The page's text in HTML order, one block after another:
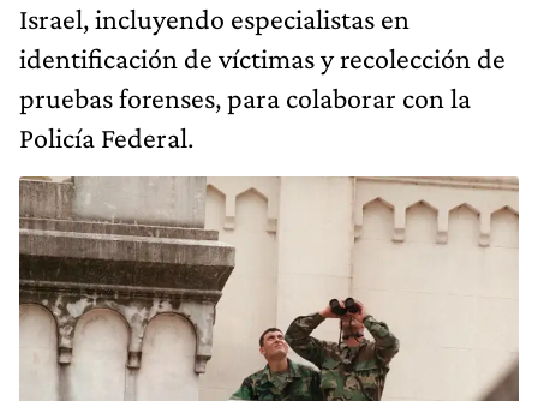
Israel, incluyendo especialistas en
identificación de víctimas y recolección de
pruebas forenses, para colaborar con la
Policía Federal.